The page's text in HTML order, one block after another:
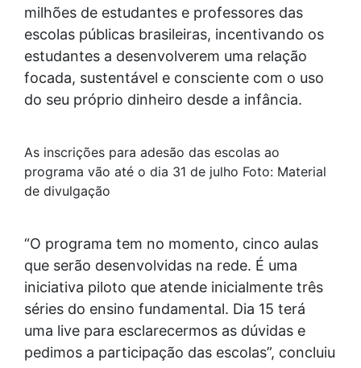
milhões de estudantes e professores das
escolas públicas brasileiras, incentivando os
estudantes a desenvolverem uma relação
focada, sustentável e consciente com o uso
do seu próprio dinheiro desde a infância.
As inscrições para adesão das escolas ao
programa vão até o dia 31 de julho Foto: Material
de divulgação
“O programa tem no momento, cinco aulas
que serão desenvolvidas na rede. É uma
iniciativa piloto que atende inicialmente três
séries do ensino fundamental. Dia 15 terá
uma live para esclarecermos as dúvidas e
pedimos a participação das escolas”, concluiu